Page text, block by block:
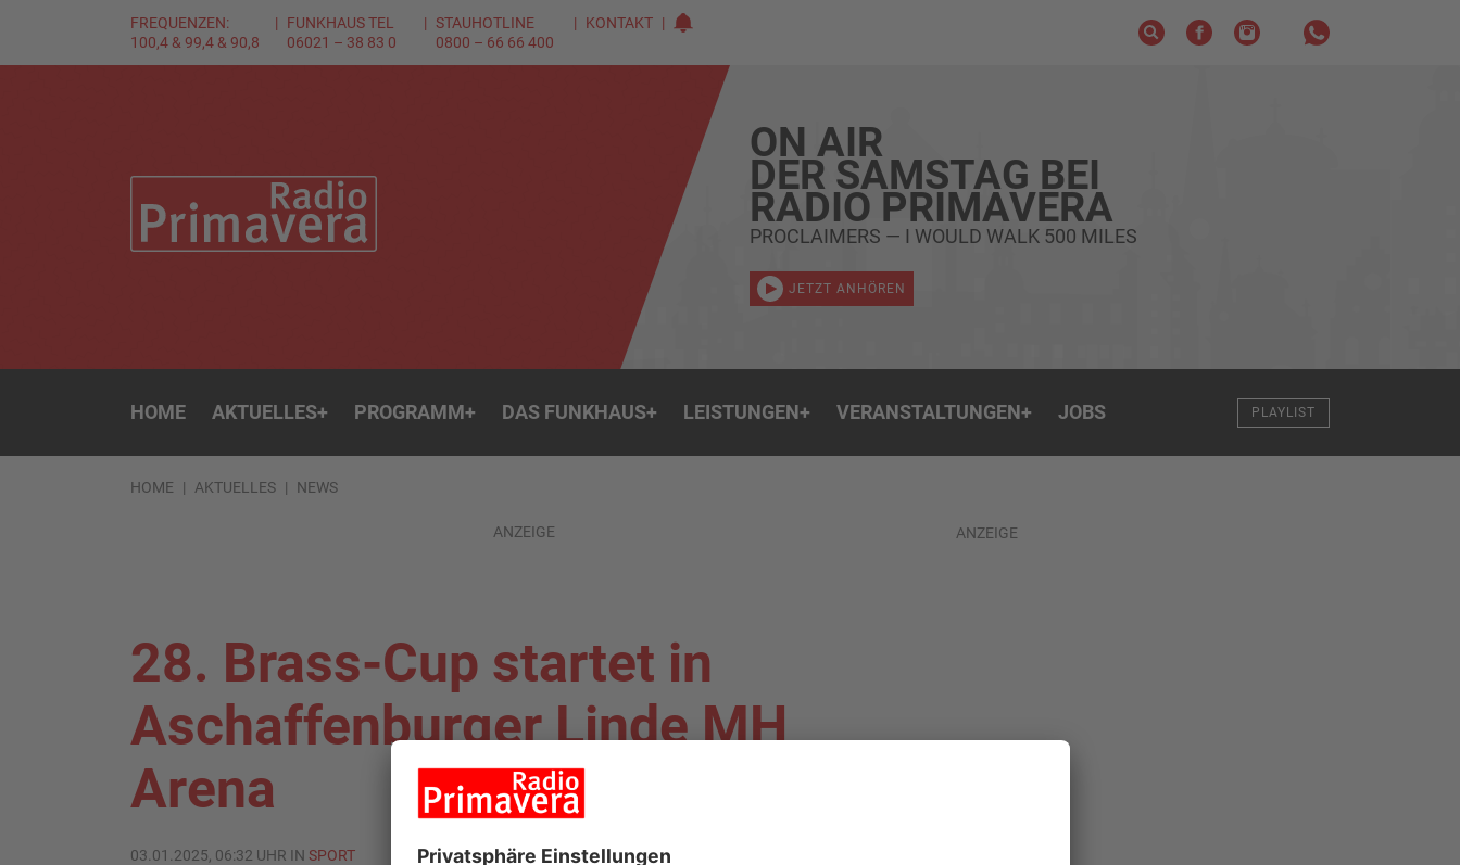
FREQUENZEN:
100,4 & 99,4 & 90,8
FUNKHAUS TEL
06021 – 38 83 0
STAUHOTLINE
0800 – 66 66 400
KONTAKT
ON AIR
DER SAMSTAG BEI
RADIO PRIMAVERA
PROCLAIMERS — I WOULD WALK 500 MILES
JETZT ANHÖREN
HOME AKTUELLES+ PROGRAMM+ DAS FUNKHAUS+ LEISTUNGEN+ VERANSTALTUNGEN+ JOBS PLAYLIST
HOME AKTUELLES NEWS
ANZEIGE
28. Brass-Cup startet in
Aschaffenburger Linde MH
Arena
03.01.2025, 06:32 UHR IN SPORT
ANZEIGE